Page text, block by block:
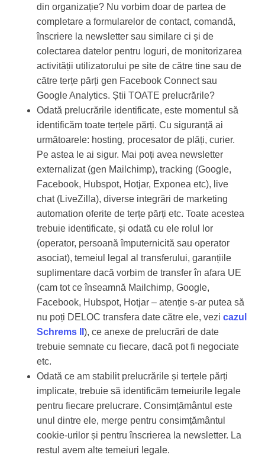
din organizație? Nu vorbim doar de partea de
completare a formularelor de contact, comandă,
înscriere la newsletter sau similare ci și de
colectarea datelor pentru loguri, de monitorizarea
activității utilizatorului pe site de către tine sau de
către terțe părți gen Facebook Connect sau
Google Analytics. Știi TOATE prelucrările?
Odată prelucrările identificate, este momentul să
identificăm toate terțele părți. Cu siguranță ai
următoarele: hosting, procesator de plăți, curier.
Pe astea le ai sigur. Mai poți avea newsletter
externalizat (gen Mailchimp), tracking (Google,
Facebook, Hubspot, Hotjar, Exponea etc), live
chat (LiveZilla), diverse integrări de marketing
automation oferite de terțe părți etc. Toate acestea
trebuie identificate, și odată cu ele rolul lor
(operator, persoană împuternicită sau operator
asociat), temeiul legal al transferului, garanțiile
suplimentare dacă vorbim de transfer în afara UE
(cam tot ce înseamnă Mailchimp, Google,
Facebook, Hubspot, Hotjar – atenție s-ar putea să
nu poți DELOC transfera date către ele, vezi cazul
Schrems II ), ce anexe de prelucrări de date
trebuie semnate cu fiecare, dacă pot fi negociate
etc.
Odată ce am stabilit prelucrările și terțele părți
implicate, trebuie să identificăm temeiurile legale
pentru fiecare prelucrare. Consimțământul este
unul dintre ele, merge pentru consimțământul
cookie-urilor și pentru înscrierea la newsletter. La
restul avem alte temeiuri legale.